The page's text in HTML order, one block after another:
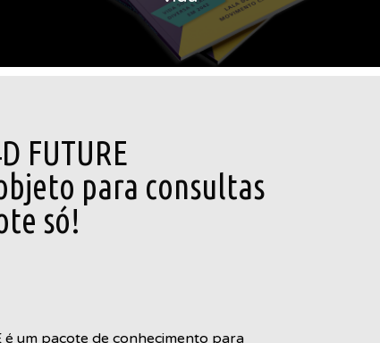
FUTURE
para consultas
só!
é um pacote de conhecimento para